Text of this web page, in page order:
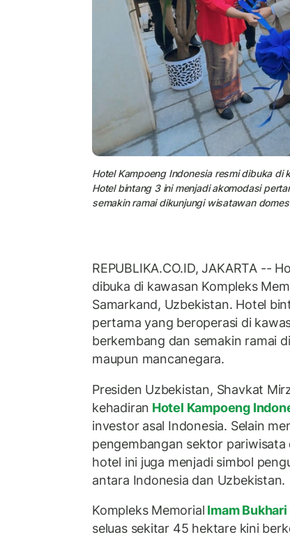
Hotel Kampoeng Indonesia resmi dibuka di
Hotel bintang 3 ini menjadi akomodasi
semakin ramai dikunjungi wisatawan
REPUBLIKA.CO.ID, JAKARTA --
dibuka di kawasan Kompleks
Samarkand, Uzbekistan. Hotel
pertama yang beroperasi di
berkembang dan semakin ramai
maupun mancanegara.
Presiden Uzbekistan, Shavkat
kehadiran Hotel Kampoeng
investor asal Indonesia. Selain
pengembangan sektor
hotel ini juga menjadi simbol
antara Indonesia dan Uzbekistan.
Kompleks Memorial Imam Bukhari
seluas sekitar 45 hektare kini